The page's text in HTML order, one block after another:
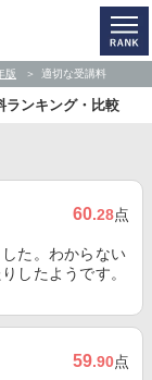
版 適切な受講料
ランキング・比較
60.28点
た。わからない
したようです。
59.90点